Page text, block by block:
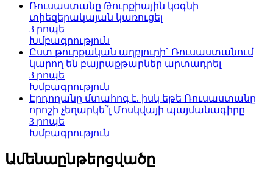
Ռուսաստանը Թուրքիային կօգնի
տիեզերակայան կառուցել
3 րոպե
Խմբագրություն
Ըստ թուրքական աղբյուրի` Ռուսաստանում
կարող են բայրաքթարներ արտադրել
3 րոպե
Խմբագրություն
Էրդողանը մտահոգ է. իսկ եթե Ռուսաստանը
որոշի չեղարկե՞լ Մոսկվայի պայմանագիրը
3 րոպե
Խմբագրություն
Ամենաընթերցվածը